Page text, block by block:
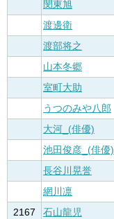
閔東旭
渡邊衛
渡部将之
山本冬郷
室町大助
うつのみや八郎
大河_(俳優)
池田俊彦_(俳優)
長谷川晃誉
網川凛
2167
石山龍児